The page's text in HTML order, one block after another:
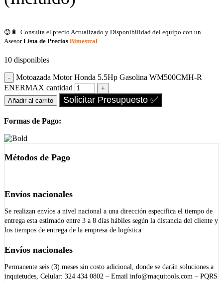
😊🔋. Consulta el precio Actualizado y Disponibilidad del equipo con un
AsesorLista de Precios Bimestral
10 disponibles
Motoazada Motor Honda 5.5Hp Gasolina WM500CMH-R
ENERMAX cantidad
Añadir al carrito Solicitar Presupuesto ✅
Formas de Pago:
Métodos de Pago
Envíos nacionales
Se realizan envíos a nivel nacional a una dirección especifica el tiempo de
entrega esta estimado entre 3 a 8 días hábiles según la distancia del cliente y
los tiempos de entrega de la empresa de logística
Envíos nacionales
Permanente seis (3) meses sin costo adicional, donde se darán soluciones a
inquietudes, Celular: 324 434 0802 – Email info@maquitools.com – PQRS